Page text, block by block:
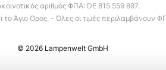
αριθμός ΦΠΑ: DE 815 559 897.
Άγιο Όρος. - Όλες οι τιμές περιλαμβάνουν
© 2026 Lampenwelt GmbH